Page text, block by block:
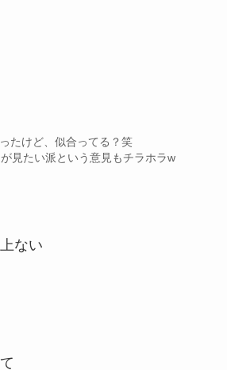
たけど、似合ってる？笑
見たい派という意見もチラホラw
ない